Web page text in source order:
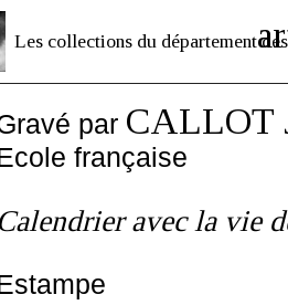
Les collections du département des
par CALLOT
française
Calendrier avec la vie